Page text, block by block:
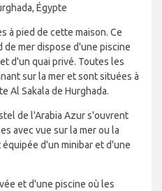
Égypte
à pied de cette maison. Ce
mer dispose d'une piscine
d'un quai privé. Toutes les
sur la mer et sont situées à
Al Sakala de Hurghada.
de l'Arabia Azur s'ouvrent
avec vue sur la mer ou la
d'un minibar et d'une
et d'une piscine où les